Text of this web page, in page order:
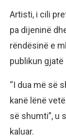
Artisti, i cili
pa dijeninë
rëndësinë e
publikun
“I dua më së
kanë lënë
së shumti”, u
kaluar.